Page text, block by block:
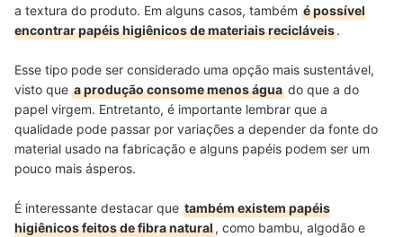
a textura do produto. Em alguns casos, também é possível
encontrar papéis higiênicos de materiais recicláveis.
Esse tipo pode ser considerado uma opção mais sustentável,
visto que a produção consome menos água do que a do
papel virgem. Entretanto, é importante lembrar que a
qualidade pode passar por variações a depender da fonte do
material usado na fabricação e alguns papéis podem ser um
pouco mais ásperos.
É interessante destacar que também existem papéis
higiênicos feitos de fibra natural, como bambu, algodão e